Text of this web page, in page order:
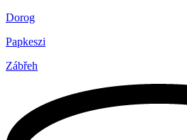
Dorog
Papkeszi
Zábřeh